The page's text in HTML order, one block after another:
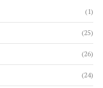
(1)
(25)
(26)
(24)